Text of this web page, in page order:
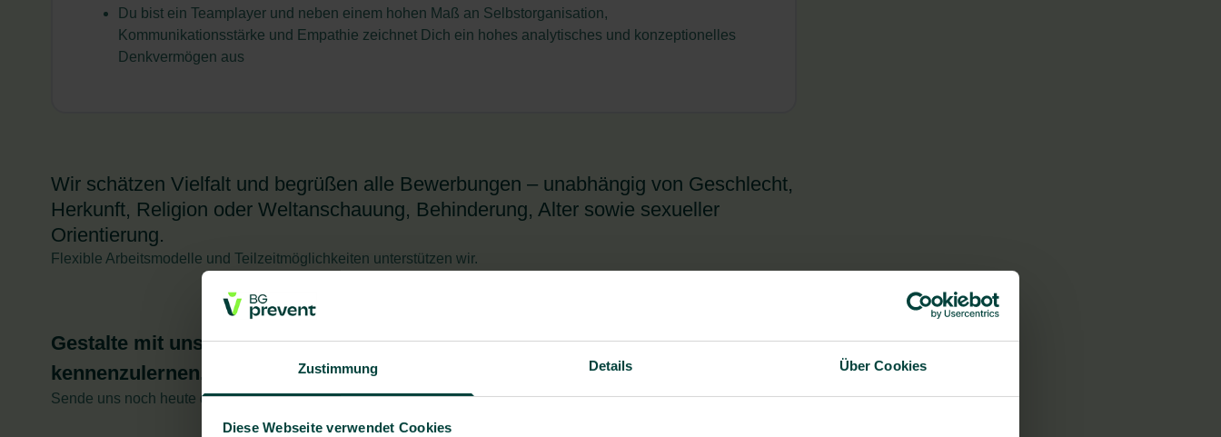
Zustimmung Details Über Cookies
Diese Webseite verwendet Cookies
Du bist ein Teamplayer und neben einem hohen Maß an Selbstorganisation,
Kommunikationsstärke und Empathie zeichnet Dich ein hohes analytisches und konzeptionelles
Denkvermögen aus
Wir schätzen Vielfalt und begrüßen alle Bewerbungen – unabhängig von Geschlecht,
Herkunft, Religion oder Weltanschauung, Behinderung, Alter sowie sexueller
Orientierung.
Flexible Arbeitsmodelle und Teilzeitmöglichkeiten unterstützen wir.
Gestalte mit uns eine gesunde Arbeitswelt! Wir freuen uns darauf, dich
kennenzulernen.
Sende uns noch heute deine Bewerbungsunterlagen (Lebenslauf, Qualifikationen und Zeugnisse).